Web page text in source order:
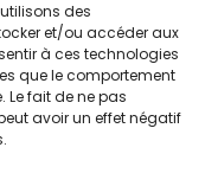
des
et/ou accéder aux
à ces technologies
que le comportement
Le fait de ne pas
avoir un effet négatif